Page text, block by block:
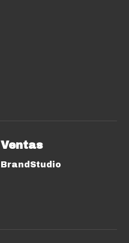
Ventas
BrandStudio